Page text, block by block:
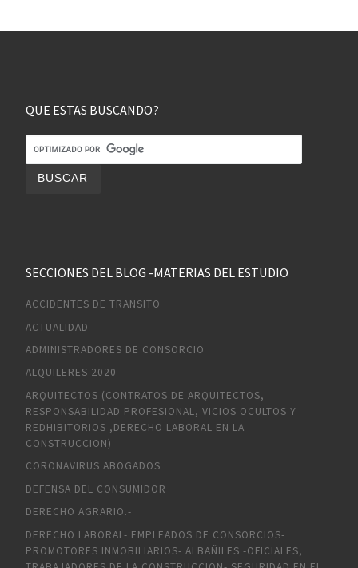
QUE ESTAS BUSCANDO?
SECCIONES DEL BLOG -MATERIAS DEL ESTUDIO
ACCIDENTES DE TRANSITO
ACTUALIDAD
ADMINISTRADORES DE CONSORCIO
ALQUILERES 2020
ARQUITECTOS (CONTRATOS DE ARQUITECTOS,
RESPONSABILIDAD PROFESIONAL, VICIOS OCULTOS Y
REDHIBITORIOS ,DERECHO LABORAL EN LA
CONSTRUCCION)
CORONAVIRUS ABOGADOS
DEFENSA DEL CONSUMIDOR
DERECHO AGRARIO.-
DERECHO LABORAL- EMPLEADOS DE CONSORCIOS-
PROMOTORES INMOBILIARIOS- ALBAÑILES -OFICIALES,